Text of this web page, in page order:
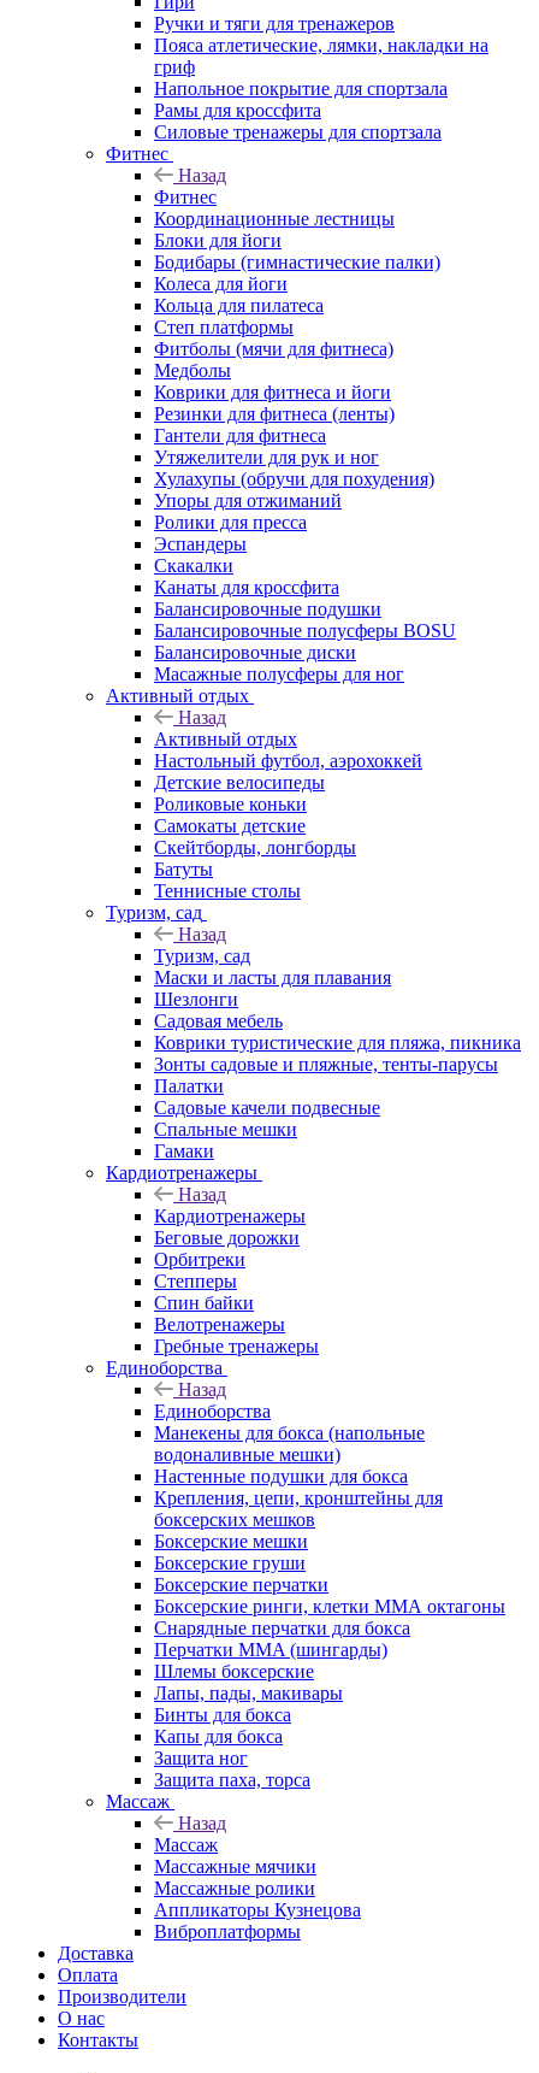
Ручки и тяги для тренажеров
Пояса атлетические, лямки, накладки на
гриф
Напольное покрытие для спортзала
Рамы для кроссфита
Силовые тренажеры для спортзала
Фитнес
Назад
Фитнес
Координационные лестницы
Блоки для йоги
Бодибары (гимнастические палки)
Колеса для йоги
Кольца для пилатеса
Степ платформы
Фитболы (мячи для фитнеса)
Медболы
Коврики для фитнеса и йоги
Резинки для фитнеса (ленты)
Гантели для фитнеса
Утяжелители для рук и ног
Хулахупы (обручи для похудения)
Упоры для отжиманий
Ролики для пресса
Эспандеры
Скакалки
Канаты для кроссфита
Балансировочные подушки
Балансировочные полусферы BOSU
Балансировочные диски
Масажные полусферы для ног
Активный отдых
Назад
Активный отдых
Настольный футбол, аэрохоккей
Детские велосипеды
Роликовые коньки
Самокаты детские
Скейтборды, лонгборды
Батуты
Теннисные столы
Туризм, сад
Назад
Туризм, сад
Маски и ласты для плавания
Шезлонги
Садовая мебель
Коврики туристические для пляжа, пикника
Зонты садовые и пляжные, тенты-парусы
Палатки
Садовые качели подвесные
Спальные мешки
Гамаки
Кардиотренажеры
Назад
Кардиотренажеры
Беговые дорожки
Орбитреки
Степперы
Спин байки
Велотренажеры
Гребные тренажеры
Единоборства
Назад
Единоборства
Манекены для бокса (напольные
водоналивные мешки)
Настенные подушки для бокса
Крепления, цепи, кронштейны для
боксерских мешков
Боксерские мешки
Боксерские груши
Боксерские перчатки
Боксерские ринги, клетки ММА октагоны
Снарядные перчатки для бокса
Перчатки MMA (шингарды)
Шлемы боксерские
Лапы, пады, макивары
Бинты для бокса
Капы для бокса
Защита ног
Защита паха, торса
Массаж
Назад
Массаж
Массажные мячики
Массажные ролики
Аппликаторы Кузнецова
Виброплатформы
Доставка
Оплата
Производители
О нас
Контакты